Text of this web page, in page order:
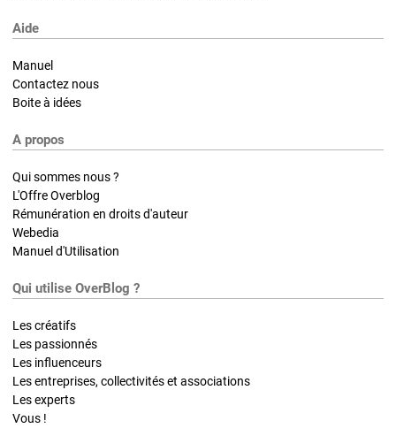
Aide
Manuel
Contactez nous
Boite à idées
A propos
Qui sommes nous ?
L'Offre Overblog
Rémunération en droits d'auteur
Webedia
Manuel d'Utilisation
Qui utilise OverBlog ?
Les créatifs
Les passionnés
Les influenceurs
Les entreprises, collectivités et associations
Les experts
Vous !